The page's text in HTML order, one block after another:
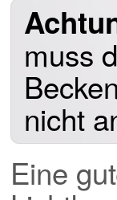
muss
nicht
Eine